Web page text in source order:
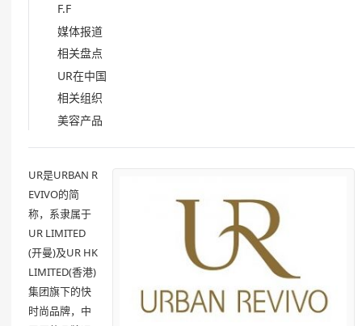
F.F
媒体报道
相关盘点
UR在中国
相关组织
美容产品
UR是URBAN R
EVIVO的简
称，系隶属于
UR LIMITED
(开曼)及UR HK
LIMITED(香港)
集团旗下的快
时尚品牌，中